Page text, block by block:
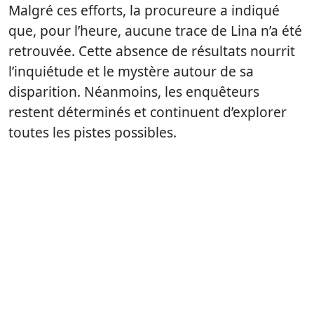
Malgré ces efforts, la procureure a indiqué
que, pour l’heure, aucune trace de Lina n’a été
retrouvée. Cette absence de résultats nourrit
l’inquiétude et le mystère autour de sa
disparition. Néanmoins, les enquêteurs
restent déterminés et continuent d’explorer
toutes les pistes possibles.